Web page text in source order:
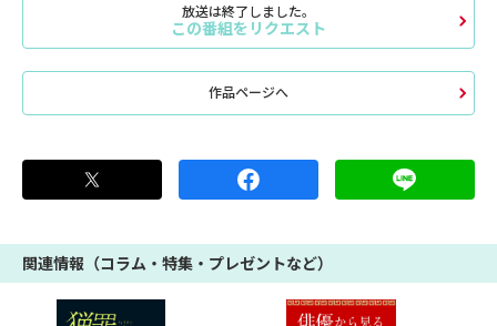
放送は終了しました。
この番組をリクエスト
作品ページへ
関連情報（コラム・特集・プレゼントなど）